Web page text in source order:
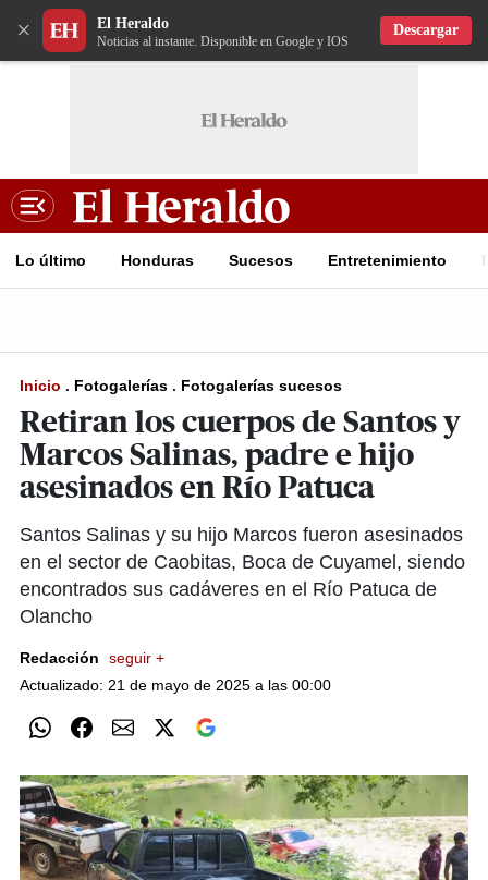
× El Heraldo
Noticias al instante. Disponible en Google y IOS
Descargar
Lo último Honduras Sucesos Entretenimiento
Inicio . Fotogalerías . Fotogalerías sucesos
Retiran los cuerpos de Santos y
Marcos Salinas, padre e hijo
asesinados en Río Patuca
Santos Salinas y su hijo Marcos fueron asesinados
en el sector de Caobitas, Boca de Cuyamel, siendo
encontrados sus cadáveres en el Río Patuca de
Olancho
Redacción
seguir +
Actualizado: 21 de mayo de 2025 a las 00:00